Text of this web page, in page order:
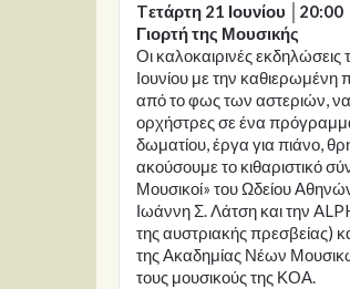
Tετάρτη 21 Ιουνίου │20:00
Γιορτή της Μουσικής
Οι καλοκαιρινές
Ιουνίου με την καθιερωμένη
από το φως των αστεριών, να
ορχήστρες σε ένα
δωματίου, έργα για πιάνο,
ακούσουμε το κιθαριστικό
Μουσικοί» του Ωδείου
Ιωάννη Σ. Λάτση και την
της αυστριακής
της Ακαδημίας Νέων
τους μουσικούς της ΚΟΑ.